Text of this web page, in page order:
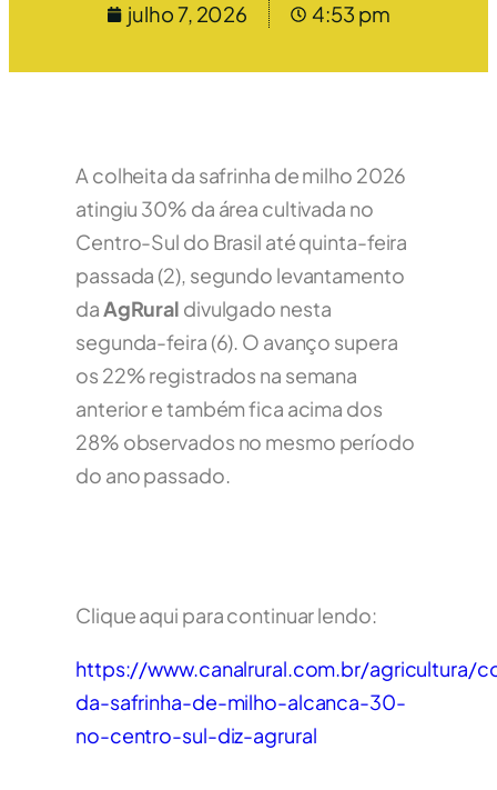
julho 7, 2026 4:53 pm
A colheita da safrinha de milho 2026
atingiu 30% da área cultivada no
Centro-Sul do Brasil até quinta-feira
passada (2), segundo levantamento
daAgRural divulgado nesta
segunda-feira (6). O avanço supera
os 22% registrados na semana
anterior e também fica acima dos
28% observados no mesmo período
do ano passado.
Clique aqui para continuar lendo:
https://www.canalrural.com.br/agricultura/
da-safrinha-de-milho-alcanca-30-
no-centro-sul-diz-agrural